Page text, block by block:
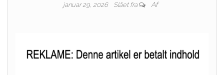
januar 29, 2026 Slået fra Af